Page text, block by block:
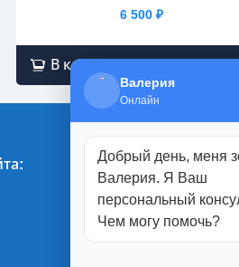
6 500 ₽
В корзину
г.
ул.
Валерия
Онлайн
Добрый день, меня
Валерия. Я Ваш
персональный
Чем могу помочь?